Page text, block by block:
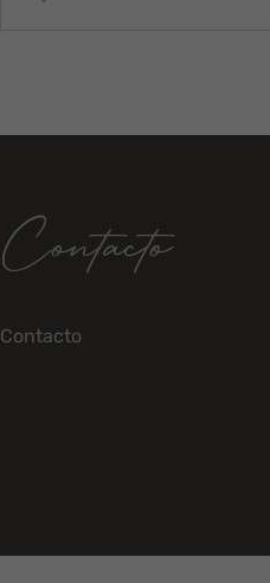
Contacto
Contacto